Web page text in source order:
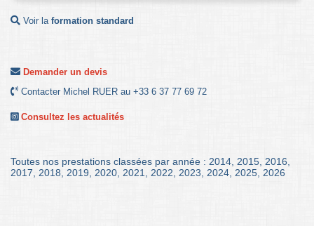
Voir la formation standard
Demander un devis
Contacter Michel RUER au +33 6 37 77 69 72
Consultez les actualités
Toutes nos prestations classées par année : 2014 2015 2016
2017
2018 2019 2020 2021 2022 2023 2024 2025 2026